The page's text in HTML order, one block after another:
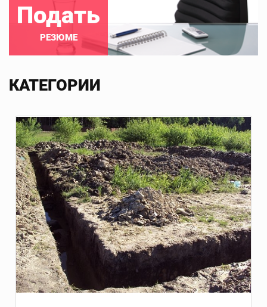
Подать
РЕЗЮМЕ
КАТЕГОРИИ